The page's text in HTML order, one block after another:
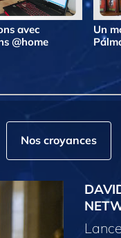
avec
@home
Un
Nos croyances